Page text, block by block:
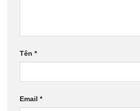
Tên *
Email *